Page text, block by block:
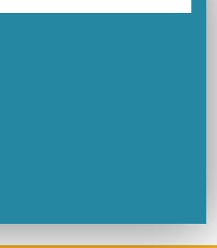
le signe du souvenir et de l’émotion